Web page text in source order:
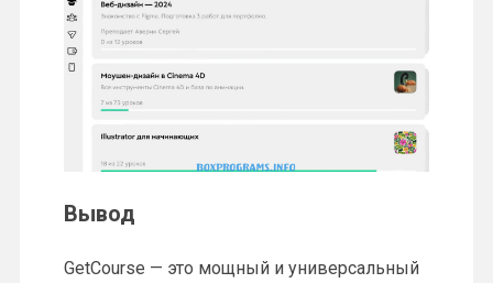
Вывод
GetCourse — это мощный и универсальный